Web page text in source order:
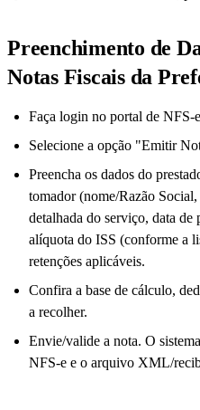
Preenchimento de
Notas Fiscais da
Faça login no portal de NFS-
Selecione a opção "Emitir
Preencha os dados do
tomador (nome/Razão
detalhada do serviço, data de
alíquota do ISS (conforme a
retenções aplicáveis.
Confira a base de cálculo,
a recolher.
Envie/valide a nota. O
NFS-e e o arquivo XML/